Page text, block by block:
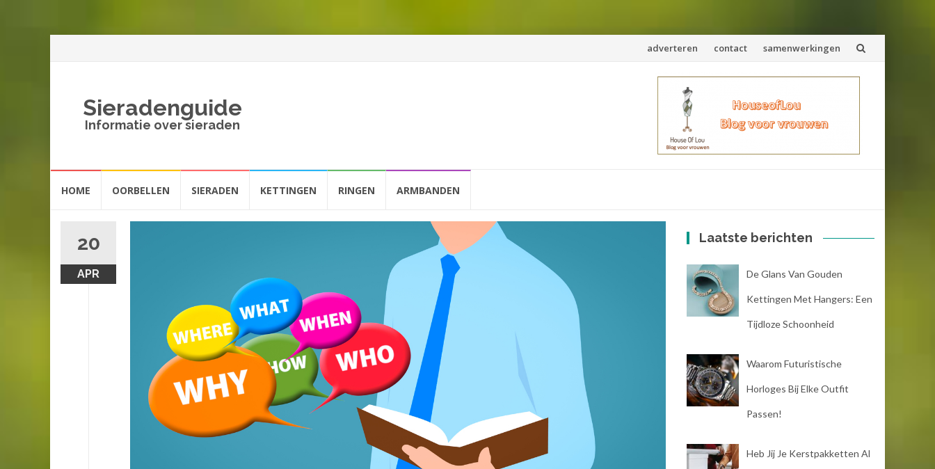
Spring
naar
adverteren contact samenwerkingen
Sieradenguide
Informatie over sieraden
naarHOME OORBELLEN SIERADEN KETTINGEN RINGEN ARMBANDEN
20
APR
Laatste berichten
De Glans Van Gouden
Kettingen Met Hangers: Een
Tijdloze Schoonheid
Waarom Futuristische
Horloges Bij Elke Outfit
Passen!
Heb Jij Je Kerstpakketten Al